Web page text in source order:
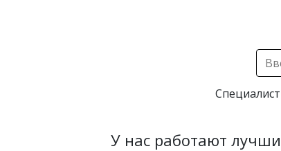
У нас работают